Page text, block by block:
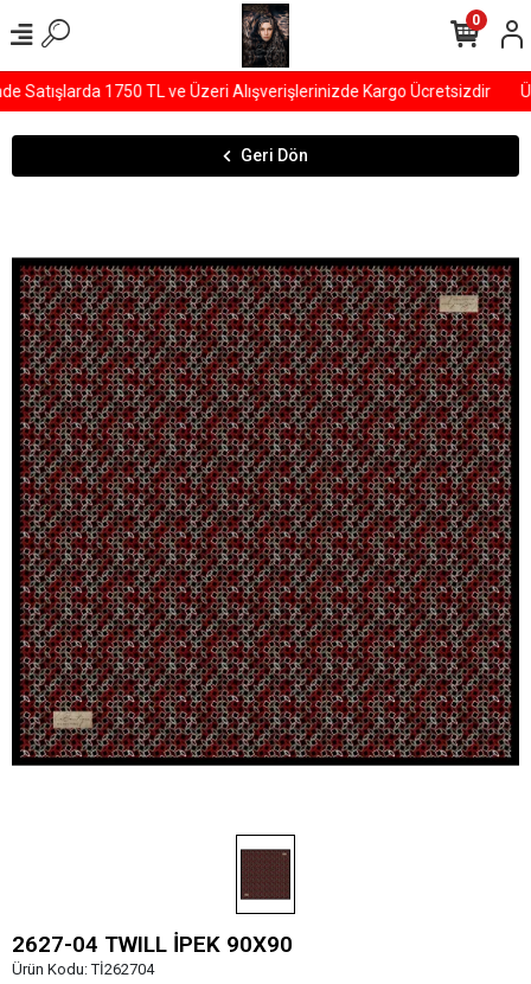
1750 TL ve Üzeri Alışverişlerinizde Kargo Ücretsizdir
0
Geri Dön
2627-04 TWILL İPEK 90X90
Ürün Kodu:Tİ262704